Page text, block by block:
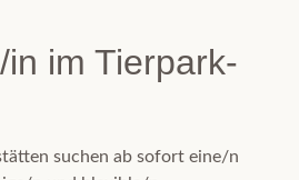
im Tierpark-
suchen ab sofort eine/n